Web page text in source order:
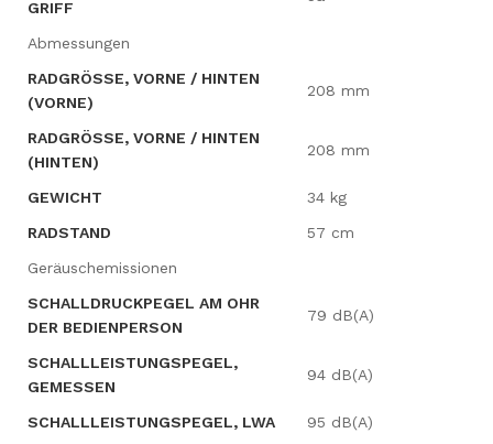
GRIFF
Abmessungen
RADGRÖSSE, VORNE / HINTEN (
VORNE)
208 mm
RADGRÖSSE, VORNE / HINTEN (
HINTEN)
208 mm
GEWICHT
34 kg
RADSTAND
57 cm
Geräuschemissionen
SCHALLDRUCKPEGEL AM OHR
DER BEDIENPERSON
79 dB(A)
SCHALLLEISTUNGSPEGEL,
GEMESSEN
94 dB(A)
SCHALLLEISTUNGSPEGEL, LWA
95 dB(A)